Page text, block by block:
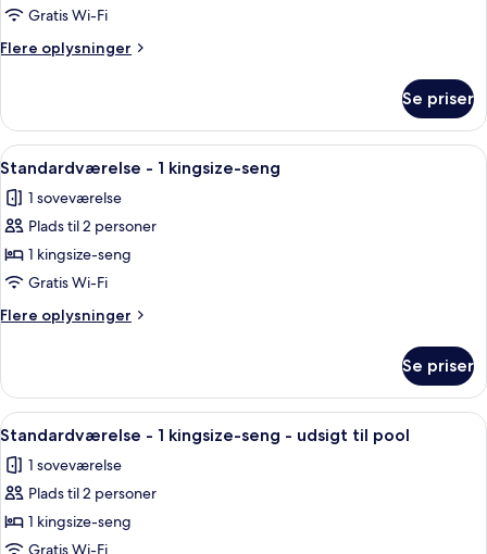
Gratis Wi-Fi
Flere oplysninger
Flere
Se priser
Indlæs
alle
billeder
af
Standardværelse
-
1
kingsize-
Et hotelværelse med seng, sofa,
4
Standardværelse - 1 kingsize-seng
1 soveværelse
Plads til 2 personer
1 kingsize-seng
Gratis Wi-Fi
Flere oplysninger
Flere
-
kingsize-
Se priser
Indlæs
alle
billeder
af
Standardværelse
-
Et hotelværelse med en stor seng,
4
Standardværelse - 1 kingsize-seng - udsigt til pool
1 soveværelse
Plads til 2 personer
1 kingsize-seng
Gratis Wi-Fi